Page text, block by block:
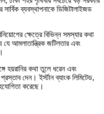
সার্বিক ব্যবস্থাপনাকে ডিজিটালাইজড
ক্ষেত্রে বিভিন্ন সমস্যার কথা
আমলাতান্ত্রিক জটিলতার এবং
হয়রানির কথা তুলে ধরেন এবং
দেন। ইর্স্টান ব্যাংক লিমিটেড,
করেছে।